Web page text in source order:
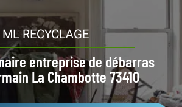
ML RECYCLAGE
entreprise de débarras
La Chambotte 73410